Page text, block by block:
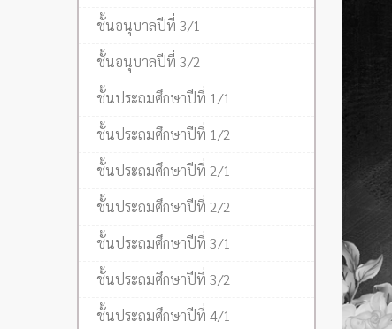
ชั้นอนุบาลปีที่ 3/1
ชั้นอนุบาลปีที่ 3/2
ชั้นประถมศึกษาปีที่ 1/1
ชั้นประถมศึกษาปีที่ 1/2
ชั้นประถมศึกษาปีที่ 2/1
ชั้นประถมศึกษาปีที่ 2/2
ชั้นประถมศึกษาปีที่ 3/1
ชั้นประถมศึกษาปีที่ 3/2
ชั้นประถมศึกษาปีที่ 4/1